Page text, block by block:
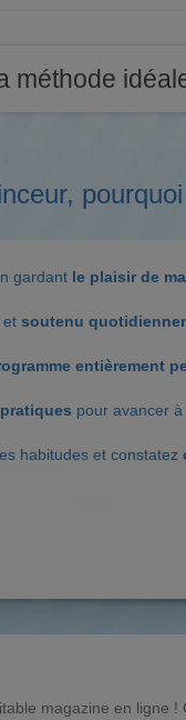
méthode
gardant le plaisir de
et soutenu
entièrement
pour avancer
habitudes et constatez
magazine en ligne